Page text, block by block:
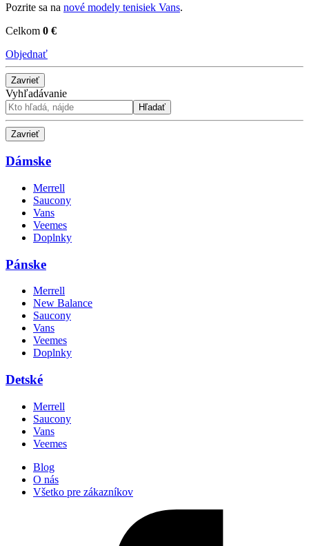
Pozrite sa na nové modely tenisiek Vans.
Celkom 0 €
Objednať
Zavrieť
Vyhľadávanie
Hľadať
Zavrieť
Dámske
Merrell
Saucony
Vans
Veemes
Doplnky
Pánske
Merrell
New Balance
Saucony
Vans
Veemes
Doplnky
Detské
Merrell
Saucony
Vans
Veemes
Blog
O nás
Všetko pre zákazníkov